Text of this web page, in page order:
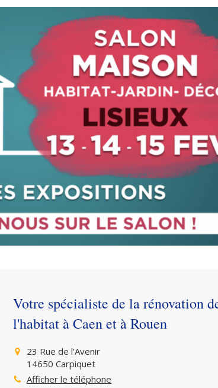
Votre spécialiste de la rénovation
l'habitat à Caen et à Rouen
23 Rue de l'Avenir
14650 Carpiquet
Afficher le téléphone